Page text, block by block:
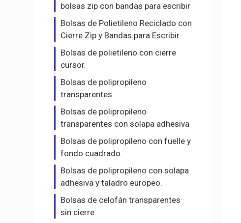
bolsas zip con bandas para escribir
Bolsas de Polietileno Reciclado con
Cierre Zip y Bandas para Escribir
Bolsas de polietileno con cierre
cursor.
Bolsas de polipropileno
transparentes.
Bolsas de polipropileno
transparentes con solapa adhesiva
Bolsas de polipropileno con fuelle y
fondo cuadrado.
Bolsas de polipropileno con solapa
adhesiva y taladro europeo.
Bolsas de celofán transparentes
sin cierre